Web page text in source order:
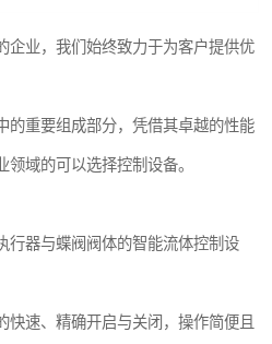
企业，我们始终致力于为客户提供优
的重要组成部分，凭借其卓越的性能
域的可以选择控制设备。
行器与蝶阀阀体的智能流体控制设
快速、精确开启与关闭，操作简便且